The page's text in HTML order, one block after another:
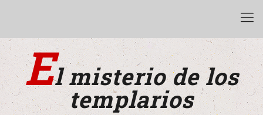
El misterio de los
templarios